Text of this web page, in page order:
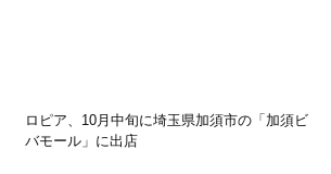
ロピア、10月中旬に埼玉県加須市の「加須ビ
バモール」に出店